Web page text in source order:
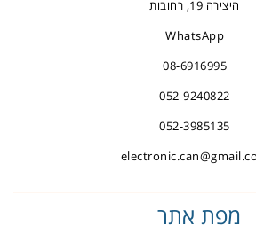
היצירה 19, רחובות
WhatsApp
08-6916995
052-9240822
052-3985135
מפת אתר